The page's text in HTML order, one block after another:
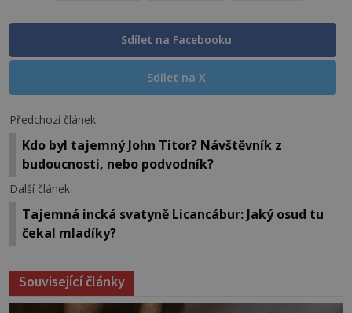
Sdílet na Facebooku
Sdílet na X
Předchozí článek
Kdo byl tajemný John Titor? Návštěvník z
budoucnosti, nebo podvodník?
Další článek
Tajemná incká svatyně Licancábur: Jaký osud tu
čekal mladíky?
Související články